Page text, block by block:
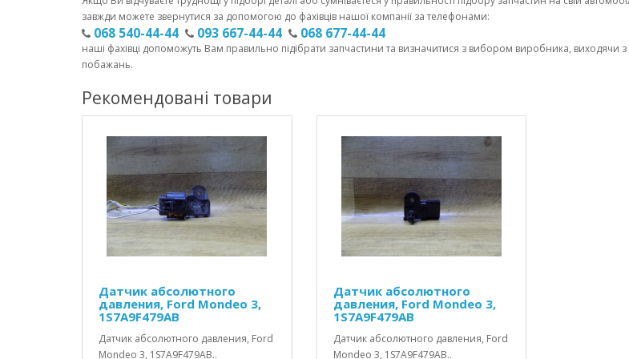
завжди можете звернутися за допомогою до фахівців нашої компанії за телефонами:
068 540-44-44 093 667-44-44 068 677-44-44
наші фахівці допоможуть Вам правильно підібрати запчастини та визначитися з вибором виробника, виходячи
побажань.
Рекомендовані товари
Датчик абсолютного
давления, Ford Mondeo 3,
1S7A9F479AB
Датчик абсолютного давления, Ford
Mondeo 3, 1S7A9F479AB..
Датчик абсолютного
давления, Ford Mondeo 3,
1S7A9F479AB
Датчик абсолютного давления, Ford
Mondeo 3, 1S7A9F479AB..